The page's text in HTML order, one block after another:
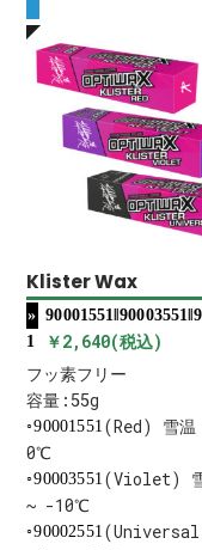
Klister Wax
1
￥2,640(税込)
フッ素フリー
容量:55g
90001551 (Red) 雪
0℃
90003551 (Violet)
~ -10℃
90002551